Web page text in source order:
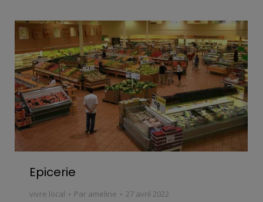
Epicerie
vivre local Par ameline 27 avril 2022